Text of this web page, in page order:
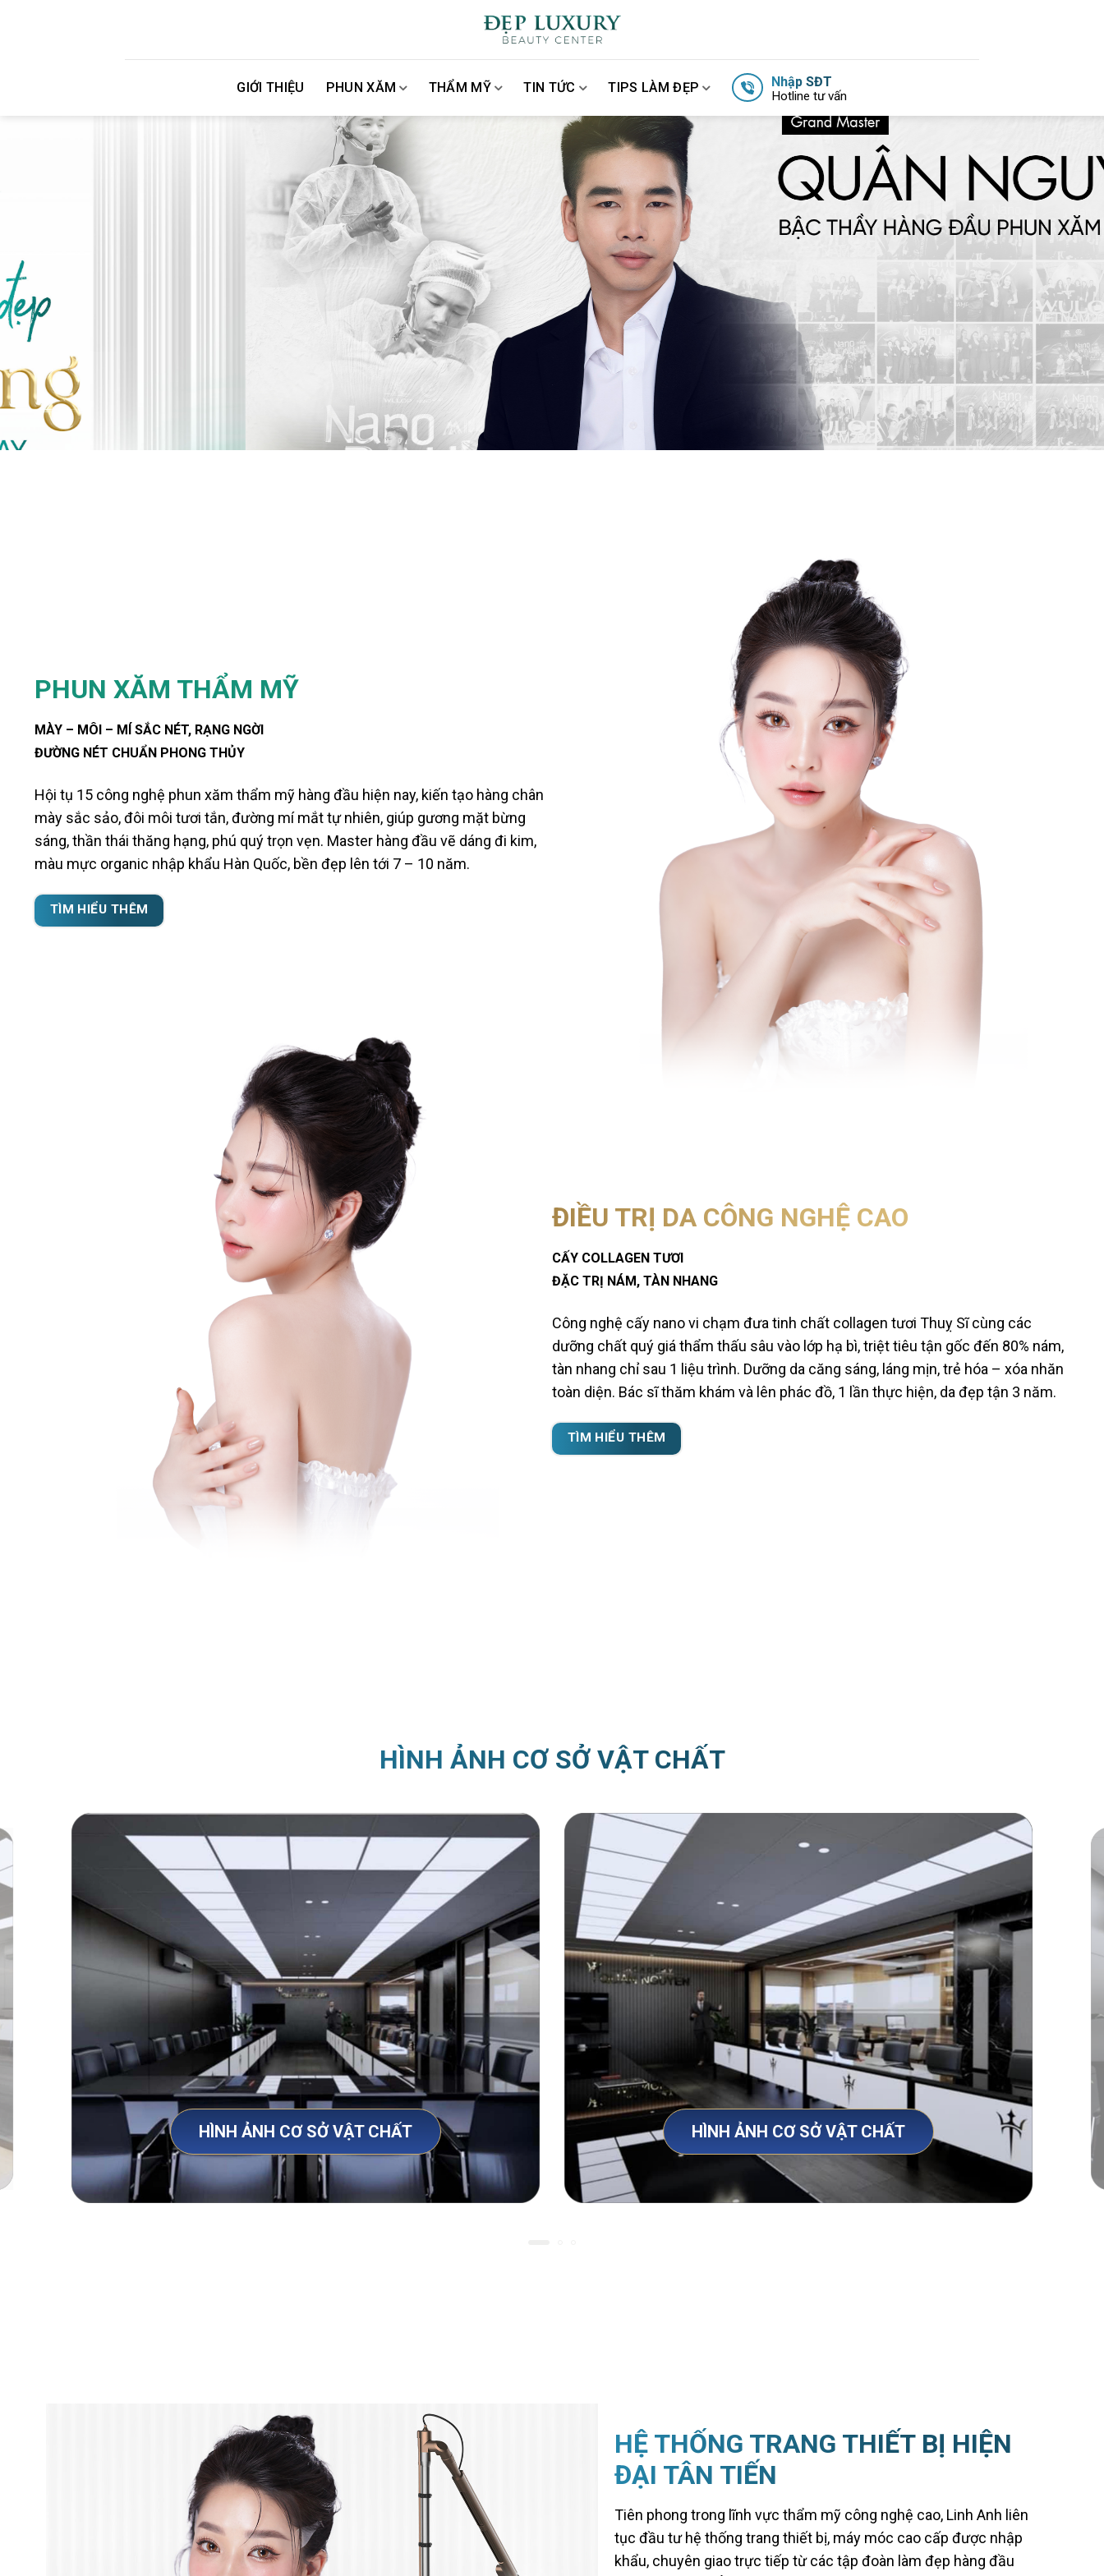
GIỚI THIỆU PHUN XĂM THẨM MỸ TIN TỨC TIPS LÀM ĐẸP Nhập SĐT
Hotline tư vấn
PHUN XĂM THẨM MỸ
MÀY – MÔI – MÍ SẮC NÉT, RẠNG NGỜI
ĐƯỜNG NÉT CHUẨN PHONG THỦY
Hội tụ 15 công nghệ phun xăm thẩm mỹ hàng đầu hiện nay, kiến tạo hàng chân
mày sắc sảo, đôi môi tươi tắn, đường mí mắt tự nhiên, giúp gương mặt bừng
sáng, thần thái thăng hạng, phú quý trọn vẹn. Master hàng đầu vẽ dáng đi kim,
màu mực organic nhập khẩu Hàn Quốc, bền đẹp lên tới 7 – 10 năm.
TÌM HIỂU THÊM
ĐIỀU TRỊ DA CÔNG NGHỆ CAO
CẤY COLLAGEN TƯƠI
ĐẶC TRỊ NÁM, TÀN NHANG
Công nghệ cấy nano vi chạm đưa tinh chất collagen tươi Thuỵ Sĩ cùng các
dưỡng chất quý giá thẩm thấu sâu vào lớp hạ bì, triệt tiêu tận gốc đến 80% nám,
tàn nhang chỉ sau 1 liệu trình. Dưỡng da căng sáng, láng mịn, trẻ hóa – xóa nhăn
toàn diện. Bác sĩ thăm khám và lên phác đồ, 1 lần thực hiện, da đẹp tận 3 năm.
TÌM HIỂU THÊM
HÌNH ẢNH CƠ SỞ VẬT CHẤT
HÌNH ẢNH CƠ SỞ VẬT CHẤT HÌNH ẢNH CƠ SỞ VẬT CHẤT
HỆ THỐNG TRANG THIẾT BỊ HIỆN
ĐẠI TÂN TIẾN
Tiên phong trong lĩnh vực thẩm mỹ công nghệ cao, Linh Anh liên
tục đầu tư hệ thống trang thiết bị, máy móc cao cấp được nhập
khẩu, chuyên giao trực tiếp từ các tập đoàn làm đẹp hàng đầu